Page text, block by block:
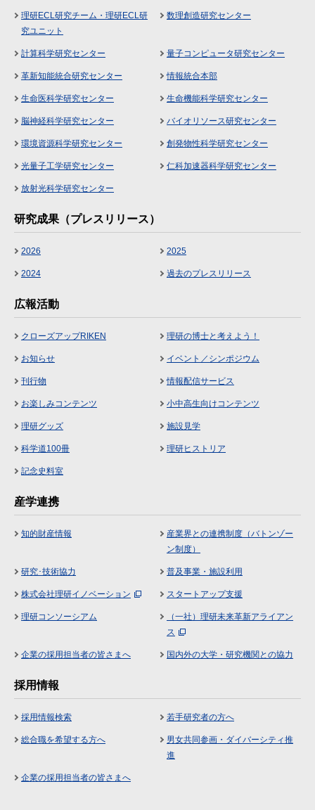
理研ECL研究チーム・理研ECL研
究ユニット
数理創造研究センター
計算科学研究センター 量子コンピュータ研究センター
革新知能統合研究センター 情報統合本部
生命医科学研究センター 生命機能科学研究センター
脳神経科学研究センター バイオリソース研究センター
環境資源科学研究センター 創発物性科学研究センター
光量子工学研究センター 仁科加速器科学研究センター
放射光科学研究センター
研究成果（プレスリリース）
2026 2025
2024 過去のプレスリリース
広報活動
クローズアップRIKEN 理研の博士と考えよう！
お知らせ イベント／シンポジウム
刊行物 情報配信サービス
お楽しみコンテンツ 小中高生向けコンテンツ
理研グッズ 施設見学
科学道100冊 理研ヒストリア
記念史料室
産学連携
知的財産情報
産業界との連携制度（バトンゾー
ン制度）
研究･技術協力 普及事業・施設利用
株式会社理研イノベーション スタートアップ支援
理研コンソーシアム
（一社）理研未来革新アライアン
ス
企業の採用担当者の皆さまへ 国内外の大学・研究機関との協力
採用情報
採用情報検索 若手研究者の方へ
総合職を希望する方へ
男女共同参画・ダイバーシティ推
進
企業の採用担当者の皆さまへ